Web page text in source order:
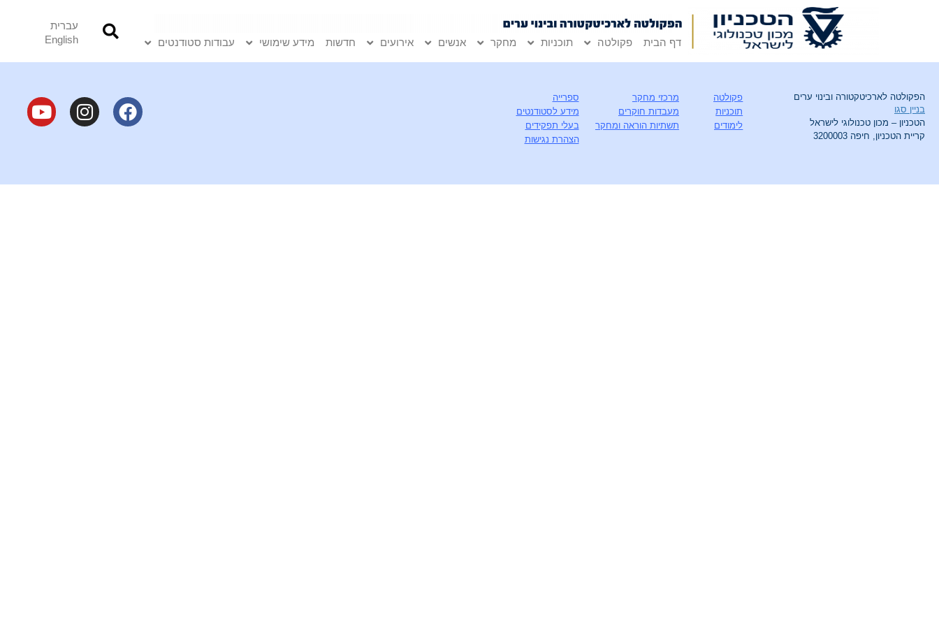
דף הבית פקולטה תוכניות מחקר אנשים אירועים חדשות מידע שימושי עבודות סטודנטים
עברית
English
הפקולטה לארכיטקטורה ובינוי ערים
בניין סגו
הטכניון – מכון טכנולוגי לישראל
קריית הטכניון, חיפה 3200003
פקולטה
תוכניות
לימודים
מרכזי מחקר
מעבדות חוקרים
תשתיות הוראה ומחקר
ספרייה
מידע לסטודנטים
בעלי תפקידים
הצהרת נגישות